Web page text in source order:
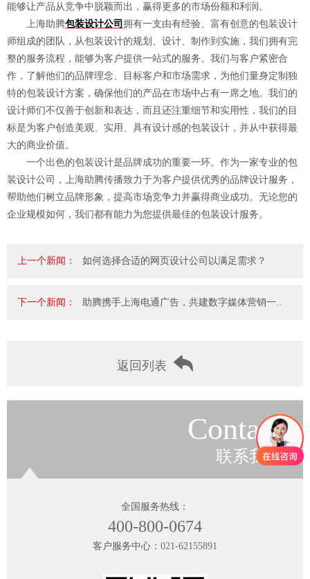
能够让产品从竞争中脱颖而出，赢得更多的市场份额和利润。
上海助腾包装设计公司 拥有一支由有经验、富有创意的包装设计
师组成的团队，从包装设计的规划、设计、制作到实施，我们拥有完
整的服务流程，能够为客户提供一站式的服务。我们与客户紧密合
作，了解他们的品牌理念、目标客户和市场需求，为他们量身定制独
特的包装设计方案，确保他们的产品在市场中占有一席之地。我们的
设计师们不仅善于创新和表达，而且还注重细节和实用性，我们的目
标是为客户创造美观、实用、具有设计感的包装设计，并从中获得最
大的商业价值。
一个出色的包装设计是品牌成功的重要一环。作为一家专业的包
装设计公司，上海助腾传播致力于为客户提供优秀的品牌设计服务，
帮助他们树立品牌形象，提高市场竞争力并赢得商业成功。无论您的
企业规模如何，我们都有能力为您提供最佳的包装设计服务。
上一个新闻： 如何选择合适的网页设计公司以满足需求？
下一个新闻： 助腾携手上海电通广告，共建数字媒体营销一..
返回列表
Contact
联系我们
全国服务热线：
400-800-0674
客户服务中心： 021-62155891